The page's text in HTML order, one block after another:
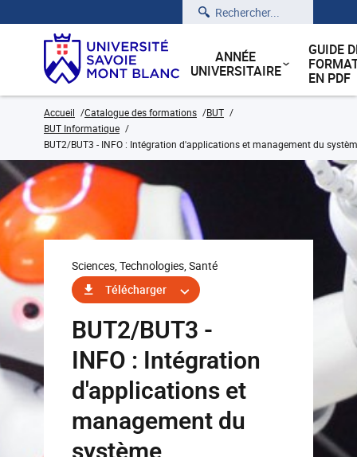
Rechercher
ANNÉE
UNIVERSITAIRE
GUIDE
EN PDF
Accueil Catalogue des formations
BUT
BUT Informatique
BUT2/BUT3 - INFO : Intégration d'applications et management du
Sciences, Technologies, Santé
Télécharger
BUT2/BUT3 -
INFO : Intégration
d'applications et
management du
système